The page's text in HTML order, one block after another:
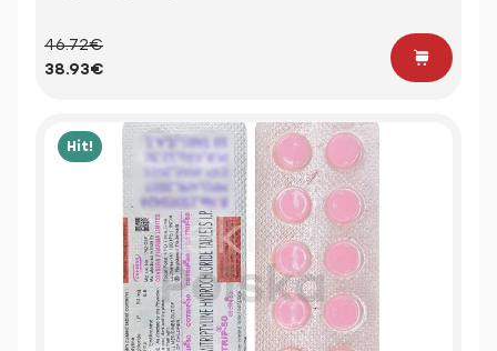
46.72€
38.93€
Hit!